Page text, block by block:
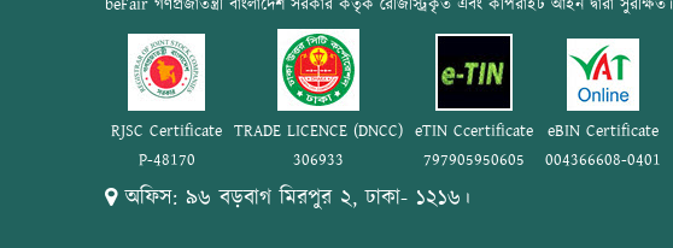
beFair গণপ্রজাতন্ত্রী বাংলাদেশ সরকার কর্তৃক রেজিস্ট্রিকৃত এবং কপিরাইট আইন দ্বারা সুরক্ষিত।
RJSC Certificate TRADE LICENCE (DNCC) eTIN Ccertificate eBIN Certificate
P-48170
306933 797905950605 004366608-0401
অফিস: ৯৬ বড়বাগ মিরপুর ২, ঢাকা- ১২১৬।